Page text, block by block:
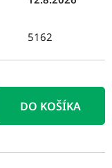
5162
DO KOŠÍKA